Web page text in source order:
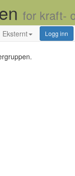
for kraft-
Eksternt Logg inn